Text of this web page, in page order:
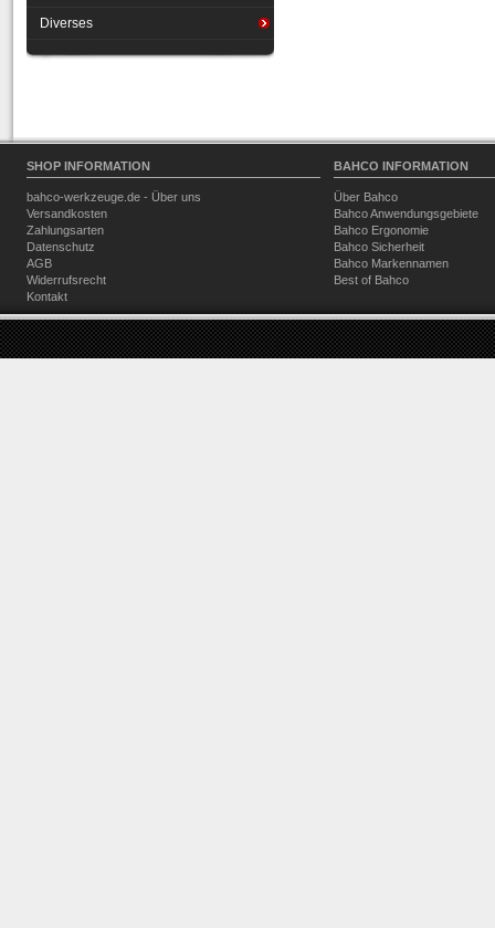
Diverses
SHOP INFORMATION
bahco-werkzeuge.de - Über uns
Versandkosten
Zahlungsarten
Datenschutz
AGB
Widerrufsrecht
Kontakt
BAHCO INFORMATION
Über Bahco
Bahco Anwendungsgebiete
Bahco Ergonomie
Bahco Sicherheit
Bahco Markennamen
Best of Bahco